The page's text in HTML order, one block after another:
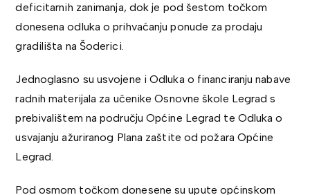
deficitarnih zanimanja, dok je pod šestom točkom
donesena odluka o prihvaćanju ponude za prodaju
gradilišta na Šoderici.
Jednoglasno su usvojene i Odluka o financiranju nabave
radnih materijala za učenike Osnovne škole Legrad s
prebivalištem na području Općine Legrad te Odluka o
usvajanju ažuriranog Plana zaštite od požara Općine
Legrad.
Pod osmom točkom donesene su upute općinskom